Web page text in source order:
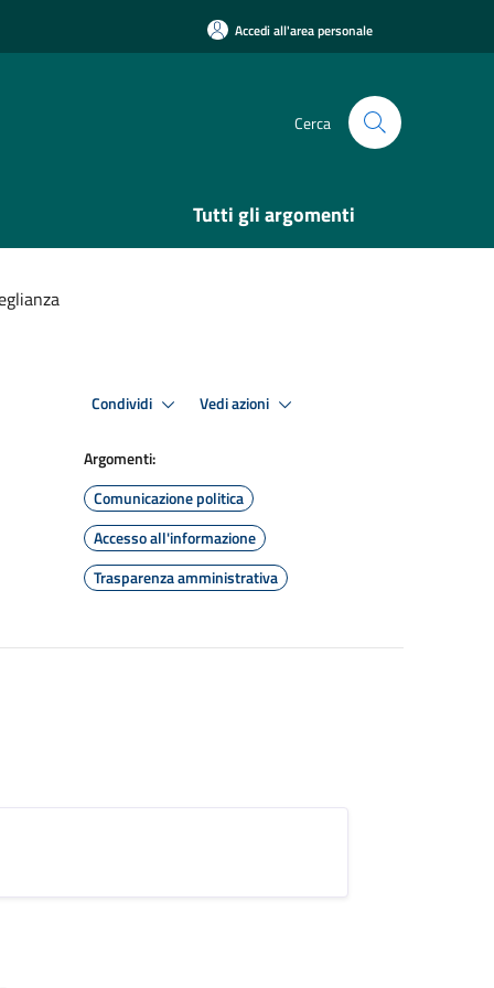
Accedi all'area personale
Cerca
Tutti gli argomenti
Condividi Vedi azioni
Argomenti:
Comunicazione politica
Accesso all'informazione
Trasparenza amministrativa